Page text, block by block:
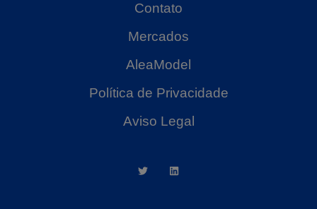
Contato
Mercados
AleaModel
Política de Privacidade
Aviso Legal